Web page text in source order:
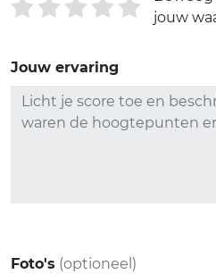
jouw
Jouw ervaring
Foto's (optioneel)